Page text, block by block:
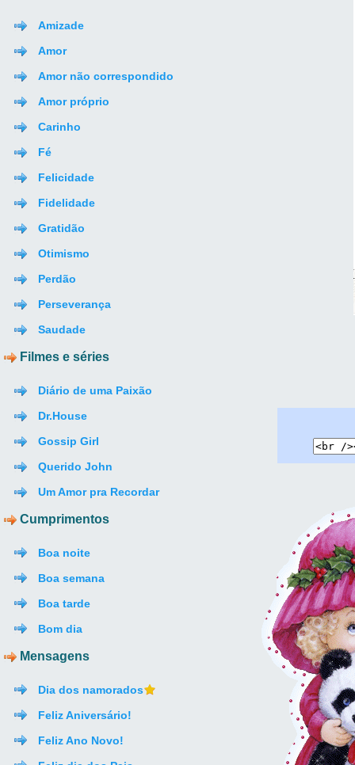
Amizade
Amor
Amor não correspondido
Amor próprio
Carinho
Fé
Felicidade
Fidelidade
Gratidão
Otimismo
Perdão
Perseverança
Saudade
Filmes e séries
Diário de uma Paixão
Dr.House
Gossip Girl
Querido John
Um Amor pra Recordar
Cumprimentos
Boa noite
Boa semana
Boa tarde
Bom dia
Mensagens
Dia dos namorados
Feliz Aniversário!
Feliz Ano Novo!